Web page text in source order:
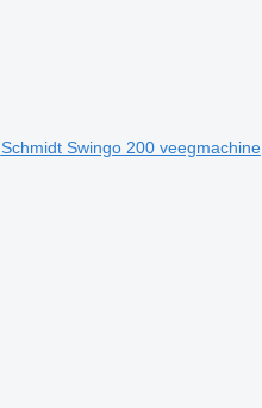
Schmidt Swingo 200 veegmachine